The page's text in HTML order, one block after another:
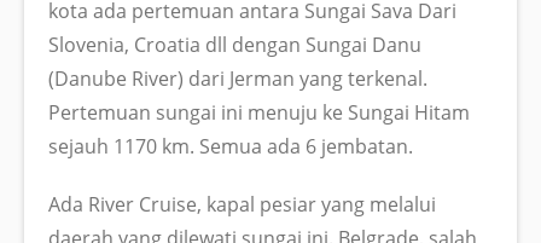
kota ada pertemuan antara Sungai Sava Dari
Slovenia, Croatia dll dengan Sungai Danu
(Danube River) dari Jerman yang terkenal.
Pertemuan sungai ini menuju ke Sungai Hitam
sejauh 1170 km. Semua ada 6 jembatan.
Ada River Cruise, kapal pesiar yang melalui